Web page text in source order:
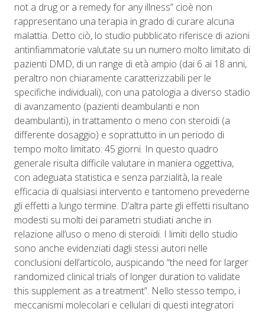
not a drug or a remedy for any illness” cioè non
rappresentano una terapia in grado di curare alcuna
malattia. Detto ciò, lo studio pubblicato riferisce di azioni
antinfiammatorie valutate su un numero molto limitato di
pazienti DMD, di un range di età ampio (dai 6 ai 18 anni,
peraltro non chiaramente caratterizzabili per le
specifiche individuali), con una patologia a diverso stadio
di avanzamento (pazienti deambulanti e non
deambulanti), in trattamento o meno con steroidi (a
differente dosaggio) e soprattutto in un periodo di
tempo molto limitato: 45 giorni. In questo quadro
generale risulta difficile valutare in maniera oggettiva,
con adeguata statistica e senza parzialità, la reale
efficacia di qualsiasi intervento e tantomeno prevederne
gli effetti a lungo termine. D’altra parte gli effetti risultano
modesti su molti dei parametri studiati anche in
relazione all’uso o meno di steroidi. I limiti dello studio
sono anche evidenziati dagli stessi autori nelle
conclusioni dell’articolo, auspicando “the need for larger
randomized clinical trials of longer duration to validate
this supplement as a treatment”. Nello stesso tempo, i
meccanismi molecolari e cellulari di questi integratori